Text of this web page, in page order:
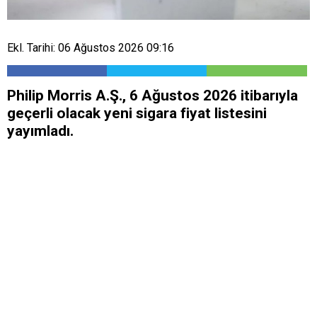
Ekl. Tarihi: 06 Ağustos 2026 09:16
Philip Morris A.Ş., 6 Ağustos 2026 itibarıyla
geçerli olacak yeni sigara fiyat listesini
yayımladı.